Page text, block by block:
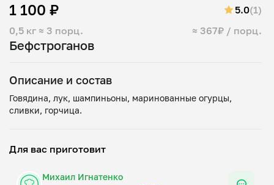
Бефстроганов
0,5 кг ≈ 3 порц. ≈ 367₽ / порц.
1 100 ₽ 5.0(1)
Описание и состав
Говядина, лук, шампиньоны, маринованные огурцы,
Для вас приготовит
Михаил Игнатенко